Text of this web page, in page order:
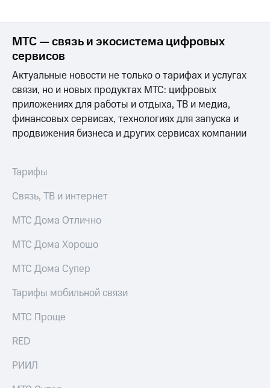
МТС — связь и экосистема цифровых
сервисов
Актуальные новости не только о тарифах и услугах
связи, но и новых продуктах МТС: цифровых
приложениях для работы и отдыха, ТВ и медиа,
финансовых сервисах, технологиях для запуска и
продвижения бизнеса и других сервисах компании
Тарифы
Связь, ТВ и интернет
МТС Дома Отлично
МТС Дома Хорошо
МТС Дома Супер
Тарифы мобильной связи
МТС Проще
RED
РИИЛ